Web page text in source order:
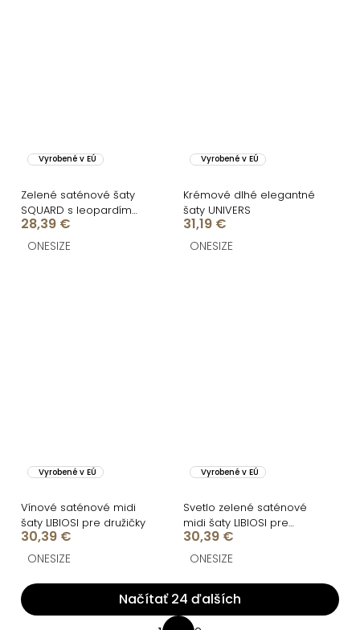
Vyrobené v EÚ
Zelené saténové šaty
SQUARD s leopardím
vzorom
28,39 €
ONESIZE
Vyrobené v EÚ
Krémové dlhé elegantné
šaty UNIVERS
31,19 €
ONESIZE
Vyrobené v EÚ
Vínové saténové midi
šaty LIBIOSI pre družičky
30,39 €
ONESIZE
Vyrobené v EÚ
Svetlo zelené saténové
midi šaty LIBIOSI pre
družičky
30,39 €
ONESIZE
Načítať 24 ďalších